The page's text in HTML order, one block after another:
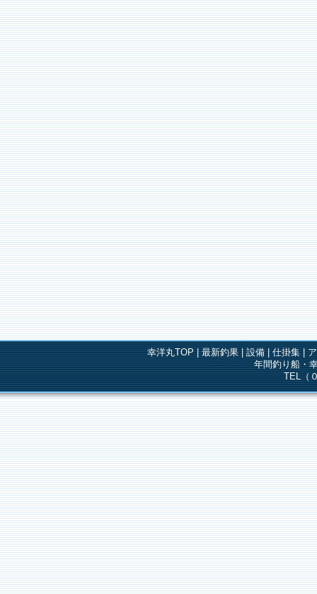
幸洋丸TOP |最新釣果 |設備 |仕掛集
年間釣り船・
TEL（